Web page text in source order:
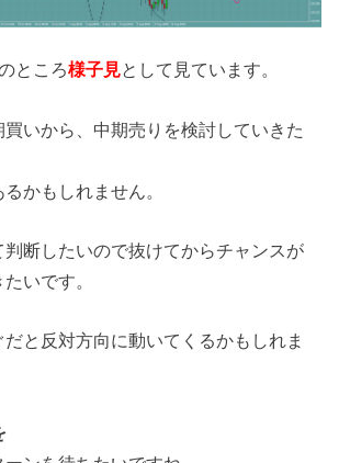
ところ様子見として見ています。
買いから、中期売りを検討していきた
かもしれません。
判断したいので抜けてからチャンスが
いです。
と反対方向に動いてくるかもしれま